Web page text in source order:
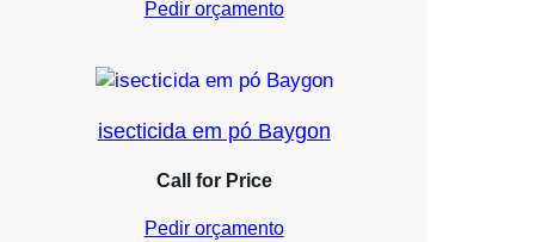
Pedir orçamento
isecticida em pó Baygon
Call for Price
Pedir orçamento